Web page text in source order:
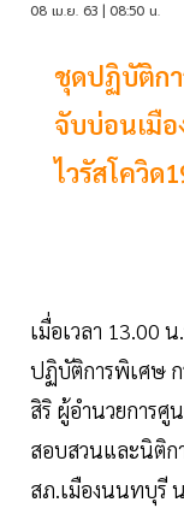
08 เม.ย. 63 | 08:50 น.
ชุดปฏิบัติก
จับบ่อนเมือ
ไวรัสโควิด
เมื่อเวลา 13.00
ปฏิบัติการพิเศษ ก
สิริ ผู้อำนวยการศู
สอบสวนและนิติก
สภ.เมืองนนทบุรี